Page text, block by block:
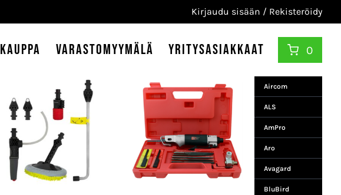
Kirjaudu sisään / Rekisteröidy
Kauppa Varastomyymälä Yritysasiakkaat 0
Aircom
ALS
AmPro
Aro
Avagard
BluBird